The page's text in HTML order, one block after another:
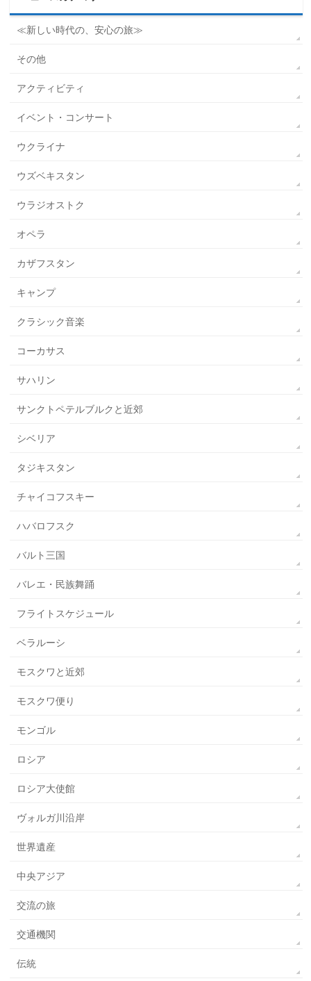
≪新しい時代の、安心の旅≫
その他
アクティビティ
イベント・コンサート
ウクライナ
ウズベキスタン
ウラジオストク
オペラ
カザフスタン
キャンプ
クラシック音楽
コーカサス
サハリン
サンクトペテルブルクと近郊
シベリア
タジキスタン
チャイコフスキー
ハバロフスク
バルト三国
バレエ・民族舞踊
フライトスケジュール
ベラルーシ
モスクワと近郊
モスクワ便り
モンゴル
ロシア
ロシア大使館
ヴォルガ川沿岸
世界遺産
中央アジア
交流の旅
交通機関
伝統